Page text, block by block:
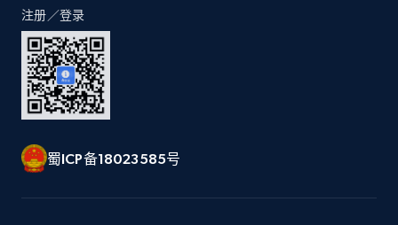
Amazon products global dataset -
Collecting products by keyword search
Title, Seller name, Brand, Description, Initial
price, Currency, Availability, Reviews count, and
注册／登录
蜀ICP备18023585号